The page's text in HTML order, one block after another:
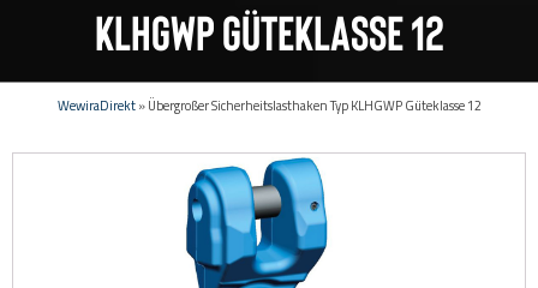
KLHGWP Güteklasse 12
WewiraDirekt»Übergroßer Sicherheitslasthaken Typ KLHGWP Güteklasse 12